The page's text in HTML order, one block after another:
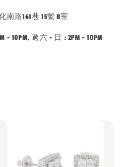
路161巷 15號 B室
10PM, 週六 - 日 : 2PM - 10PM